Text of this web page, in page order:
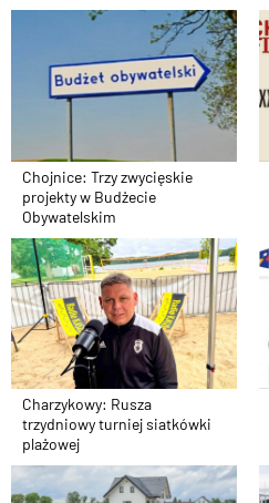
Chojnice: Trzy zwycięskie
projekty w Budżecie
Obywatelskim
Charzykowy: Rusza
trzydniowy turniej siatkówki
plażowej